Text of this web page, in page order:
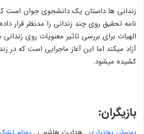
زندانی ها داستان یک دانشجوی جوان است
نامه تحقیق روی چند زندانی را مدنظر قرار
الهیات برای بررسی تاثیر معنویات روی زندانی
آزاد میکند اما این آغاز ماجرایی است که در
کشیده میشود.
بازیگران: